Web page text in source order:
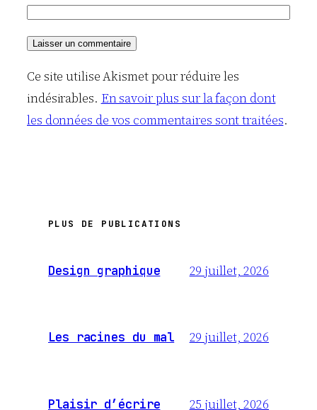
Ce site utilise Akismet pour réduire les
indésirables. En savoir plus sur la façon dont
les données de vos commentaires sont traitées.
PLUS DE PUBLICATIONS
Design graphique 29 juillet, 2026
Les racines du mal 29 juillet, 2026
Plaisir d’écrire 25 juillet, 2026